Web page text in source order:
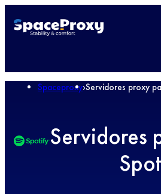
Spaceproxy›Servidores proxy
Servidores